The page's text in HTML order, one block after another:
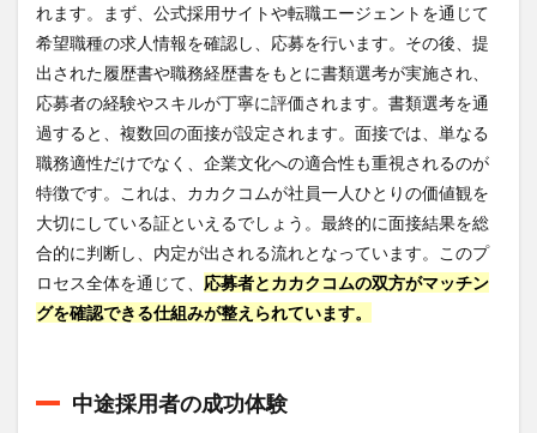
6.2
従業
員の
評価
とフ
ィー
ドバ
ック
7
株式
会社
カカ
クコ
デジ
れます。まず、公式採用サイトや転職エージェントを通じて
希望職種の求人情報を確認し、応募を行います。その後、提
出された履歴書や職務経歴書をもとに書類選考が実施され、
応募者の経験やスキルが丁寧に評価されます。書類選考を通
過すると、複数回の面接が設定されます。面接では、単なる
職務適性だけでなく、企業文化への適合性も重視されるのが
特徴です。これは、カカクコムが社員一人ひとりの価値観を
大切にしている証といえるでしょう。最終的に面接結果を総
合的に判断し、内定が出される流れとなっています。このプ
ロセス全体を通じて、 応募者とカカクコムの双方がマッチン
グを確認できる仕組みが整えられています。
中途採用者の成功体験